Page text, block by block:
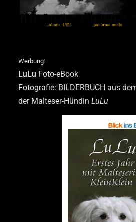
Werbung:
LuLu Foto-eBook
Fotografie: BILDERBUCH aus
der Malteser-HündinLuLu